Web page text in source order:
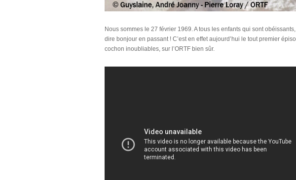
Nous sommes le 27 février 1969. A tous les enfants qui sont
dire bonjour en passant ! C’est en effet aujourd’hui le tout premier
cochon inoubliables, sur l’ORTF bien sûr.